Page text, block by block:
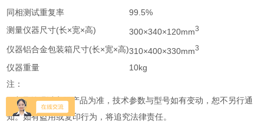
同相测试重复率
99.5%
测量仪器尺寸(长×宽×高)
300×340×120mm3
仪器铝合金包装箱尺寸(长×宽×高)310×400×330mm3
仪器重量
10kg
注：
1.产品外观以实际产品为准，技术参数与型号如有变动，恕不另行通
知。如有盗用或复印行为，将追究法律责任。